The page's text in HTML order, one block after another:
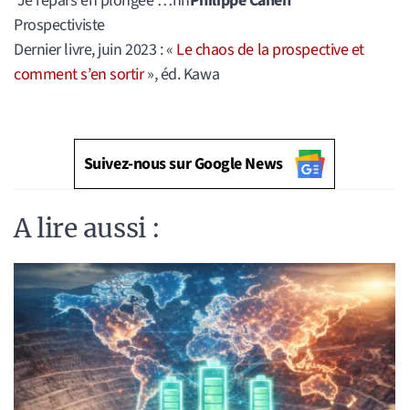
Prospectiviste
Dernier livre, juin 2023 : « Le chaos de la prospective et
comment s’en sortir», éd. Kawa
Suivez-nous sur Google News
A lire aussi :